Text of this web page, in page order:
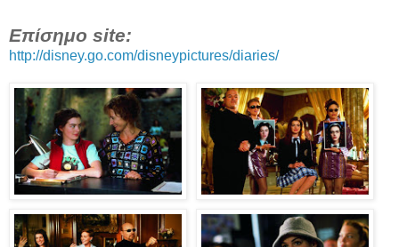
Επίσημο site:
http://disney.go.com/disneypictures/diaries/